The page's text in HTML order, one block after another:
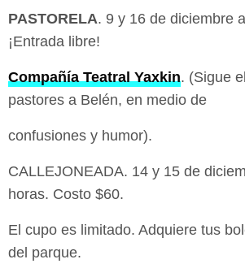
PASTORELA. 9 y 16 de diciembre
¡Entrada libre!
Compañía Teatral Yaxkin. (Sigue
pastores a Belén, en medio de
confusiones y humor).
CALLEJONEADA. 14 y 15 de
horas. Costo $60.
El cupo es limitado. Adquiere tus
del parque.